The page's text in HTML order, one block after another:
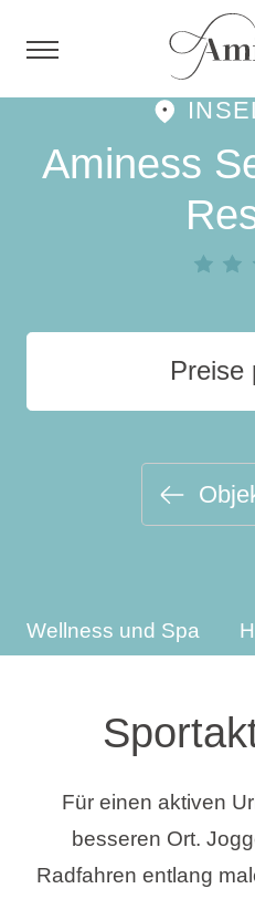
Hotels und
Campingplätze
Reiseziele
Urlaubsarten
Marken
Aminess
Preise
Wellness und Spa
Für einen aktiven
besseren Ort.
Radfahren entlang